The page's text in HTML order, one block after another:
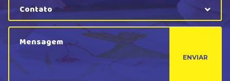
Contato
ENVIAR